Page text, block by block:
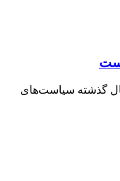
گذشته سیاست‌های